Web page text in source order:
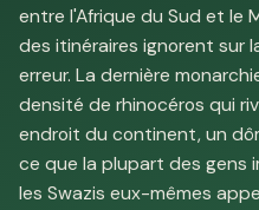
entre l'Afrique du Sud et le
des itinéraires ignorent sur
erreur. La dernière
densité de rhinocéros qui
endroit du continent, un
ce que la plupart des gens
les Swazis eux-mêmes